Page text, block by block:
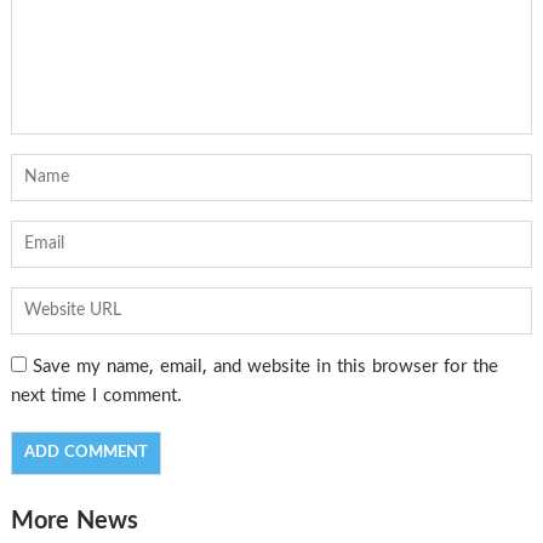
Save my name, email, and website in this browser for the
next time I comment.
More News